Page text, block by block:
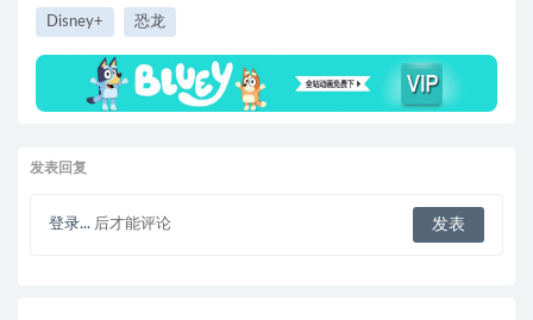
Disney+ 恐龙
发表回复
登录... 后才能评论